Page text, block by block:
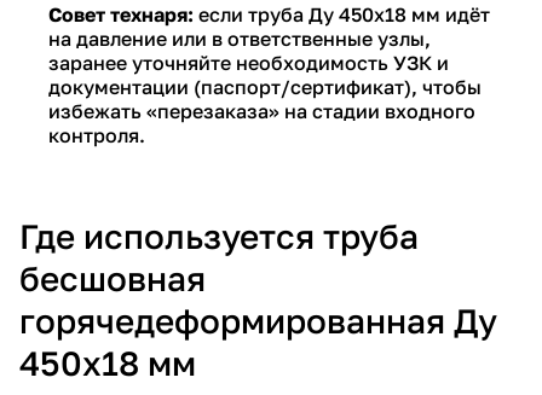
Совет технаря: если труба Ду 450х18 мм идёт
на давление или в ответственные узлы,
заранее уточняйте необходимость УЗК и
документации (паспорт/сертификат), чтобы
избежать «перезаказа» на стадии входного
контроля.
Где используется труба
бесшовная
горячедеформированная Ду
450х18 мм